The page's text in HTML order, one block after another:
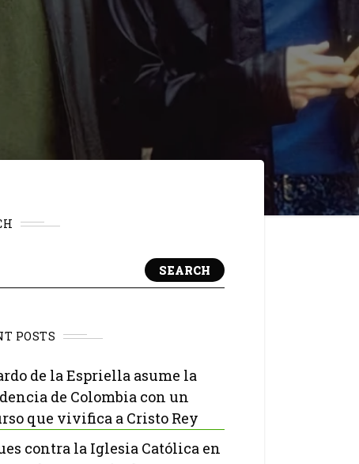
SEARCH
POSTS
de la Espriella asume la
de Colombia con un
que vivifica a Cristo Rey
contra la Iglesia Católica en